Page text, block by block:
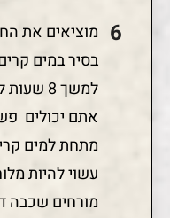
מוציאים את
בסיר במים
למשך 8
אתם יכולים
מתחת למים
עשוי להיות
מורחים שכבה